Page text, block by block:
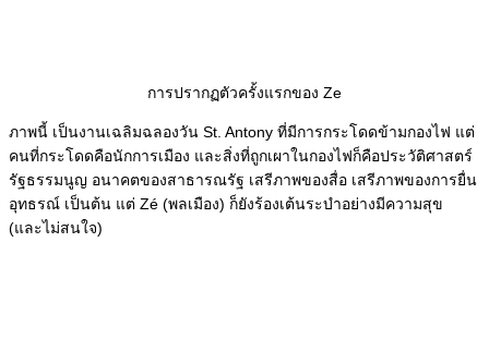
การปรากฏตัวครั้งแรกของ Ze
ภาพนี้ เป็นงานเฉลิมฉลองวัน St. Antony ที่มีการกระโดดข้ามกองไฟ แต่
คนที่กระโดดคือนักการเมือง และสิ่งที่ถูกเผาในกองไฟก็คือประวัติศาสตร์
รัฐธรรมนูญ อนาคตของสาธารณรัฐ เสรีภาพของสื่อ เสรีภาพของการยื่น
อุทธรณ์ เป็นต้น แต่ Zé (พลเมือง) ก็ยังร้องเต้นระบำอย่างมีความสุข
(และไม่สนใจ)